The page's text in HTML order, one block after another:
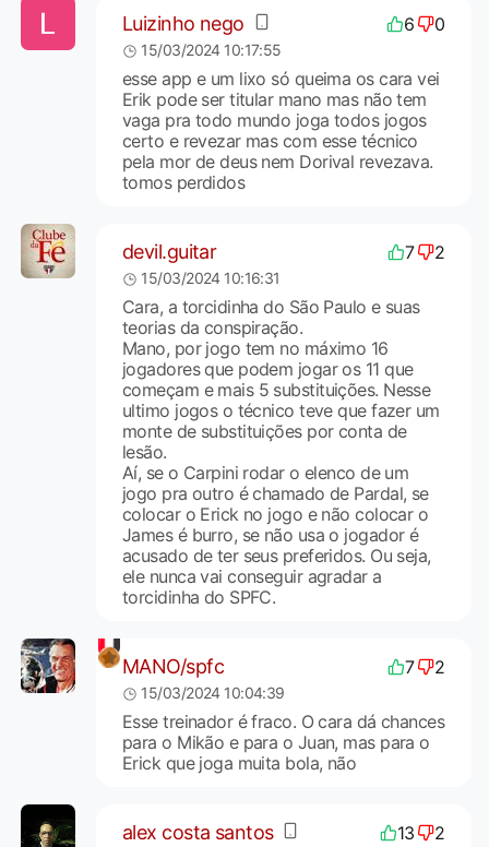
Luizinho nego 6 0
15/03/2024 10:17:55
esse app e um lixo só queima os cara vei
Erik pode ser titular mano mas não tem
vaga pra todo mundo joga todos jogos
certo e revezar mas com esse técnico
pela mor de deus nem Dorival revezava.
tomos perdidos
devil.guitar 7 2
15/03/2024 10:16:31
Cara, a torcidinha do São Paulo e suas
teorias da conspiração.
Mano, por jogo tem no máximo 16
jogadores que podem jogar os 11 que
começam e mais 5 substituições. Nesse
ultimo jogos o técnico teve que fazer um
monte de substituições por conta de
lesão.
Aí, se o Carpini rodar o elenco de um
jogo pra outro é chamado de Pardal, se
colocar o Erick no jogo e não colocar o
James é burro, se não usa o jogador é
acusado de ter seus preferidos. Ou seja,
ele nunca vai conseguir agradar a
torcidinha do SPFC.
MANO/spfc 7 2
15/03/2024 10:04:39
Esse treinador é fraco. O cara dá chances
para o Mikão e para o Juan, mas para o
Erick que joga muita bola, não
alex costa santos 13 2